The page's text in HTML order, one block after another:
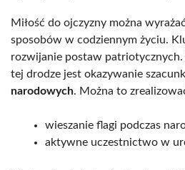
Miłość do ojczyzny można
sposobów w codziennym życiu.
rozwijanie postaw
tej drodze jest okazywanie
narodowych. Można to
wieszanie flagi podczas
aktywne uczestnictwo w